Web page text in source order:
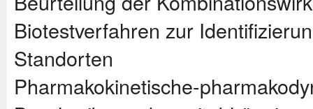
Biotestverfahren zur
Standorten
Pharmakokinetische-